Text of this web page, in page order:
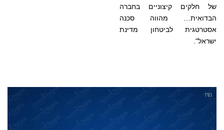
של חלקים קיצוניים בחברה
הבדואית… מהווה סכנה
אסטרטגית לביטחון מדינת
ישראל".